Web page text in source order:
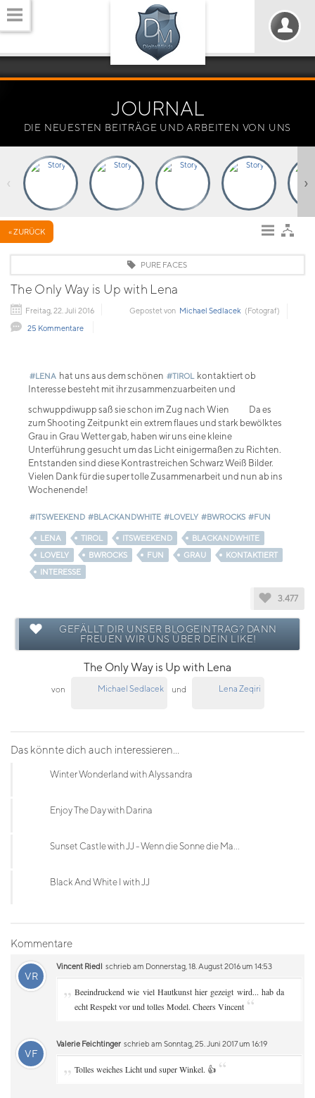
JOURNAL
DIE NEUESTEN BEITRÄGE UND ARBEITEN VON UNS
‹ ›
« ZURÜCK
PURE FACES
The Only Way is Up with Lena
Freitag, 22. Juli 2016 Gepostet von Michael Sedlacek (Fotograf)
25 Kommentare
#LENA hat uns aus dem schönen #TIROL kontaktiert ob
Interesse besteht mit ihr zusammenzuarbeiten und
schwuppdiwupp saß sie schon im Zug nach Wien
Da es
zum Shooting Zeitpunkt ein extrem flaues und stark bewölktes
Grau in Grau Wetter gab, haben wir uns eine kleine
Unterführung gesucht um das Licht einigermaßen zu Richten.
Entstanden sind diese Kontrastreichen Schwarz Weiß Bilder.
Vielen Dank für die super tolle Zusammenarbeit und nun ab ins
Wochenende!
#ITSWEEKEND #BLACKANDWHITE #LOVELY #BWROCKS #FUN
LENA TIROL ITSWEEKEND
BLACKANDWHITE
LOVELY
BWROCKS FUN GRAU
KONTAKTIERT
INTERESSE
3.477
GEFÄLLT DIR UNSER BLOGEINTRAG? DANN
FREUEN WIR UNS ÜBER DEIN LIKE!
The Only Way is Up with Lena
von Michael Sedlacek und Lena Zeqiri
Das könnte dich auch interessieren...
Winter Wonderland with Alyssandra
Enjoy The Day with Darina
Sunset Castle with JJ - Wenn die Sonne die Ma...
Black And White I with JJ
Kommentare
VR
Vincent Riedl schrieb am Donnerstag, 18. August 2016 um 14:53
„ Beeindruckend wie viel Hautkunst hier gezeigt wird... hab da
echt Respekt vor und tolles Model. Cheers Vincent “
VF
Valerie Feichtinger schrieb am Sonntag, 25. Juni 2017 um 16:19
„ Tolles weiches Licht und super Winkel. 👍 “